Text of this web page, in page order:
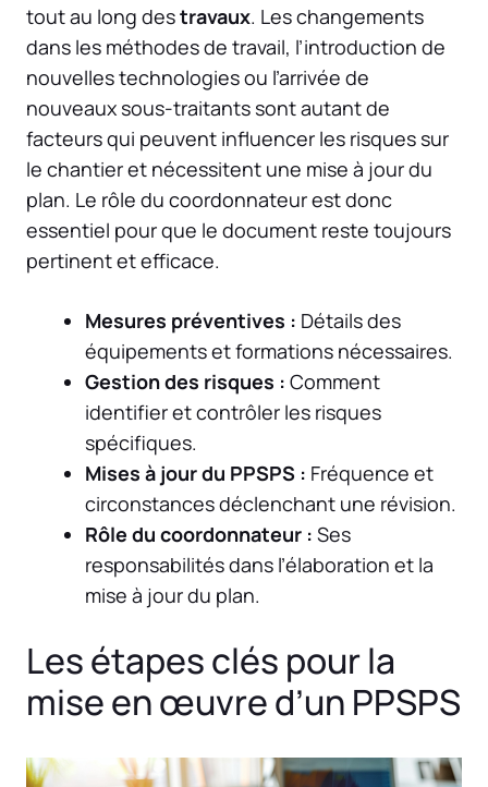
tout au long destravaux. Les changements
dans les méthodes de travail, l’introduction de
nouvelles technologies ou l’arrivée de
nouveaux sous-traitants sont autant de
facteurs qui peuvent influencer les risques sur
le chantier et nécessitent une mise à jour du
plan. Le rôle du coordonnateur est donc
essentiel pour que le document reste toujours
pertinent et efficace.
Mesures préventives : Détails des
équipements et formations nécessaires.
Gestion des risques : Comment
identifier et contrôler les risques
spécifiques.
Mises à jour du PPSPS : Fréquence et
circonstances déclenchant une révision.
Rôle du coordonnateur : Ses
responsabilités dans l’élaboration et la
mise à jour du plan.
Les étapes clés pour la
mise en œuvre d’un PPSPS